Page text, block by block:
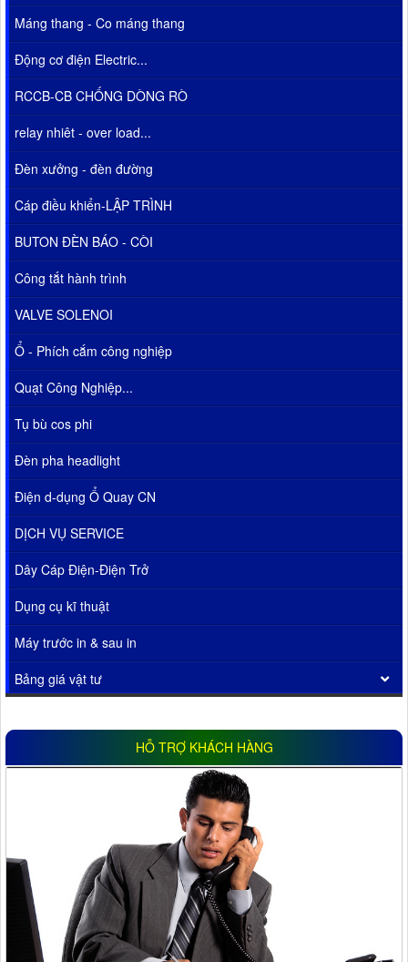
Máng thang - Co máng thang
Động cơ điện Electric...
RCCB-CB CHỐNG DÒNG RÒ
relay nhiêt - over load...
Đèn xưởng - đèn đường
Cáp điều khiển-LẬP TRÌNH
BUTON ĐÈN BÁO - CÒI
Công tắt hành trình
VALVE SOLENOI
Ổ - Phích cắm công nghiệp
Quạt Công Nghiệp...
Tụ bù cos phi
Đèn pha headlight
Điện d-dụng Ổ Quay CN
DỊCH VỤ SERVICE
Dây Cáp Điện-Điện Trở
Dụng cụ kĩ thuật
Máy trước in & sau in
Bảng giá vật tư
HỖ TRỢ KHÁCH HÀNG